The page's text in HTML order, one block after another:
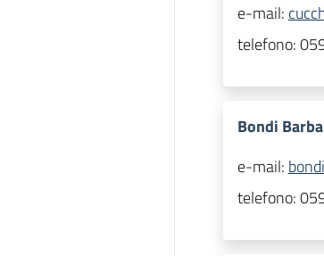
e-mail:
telefono:
Bondi
e-mail:
telefono: